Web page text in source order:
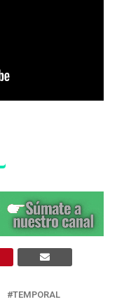
TEMPORAL